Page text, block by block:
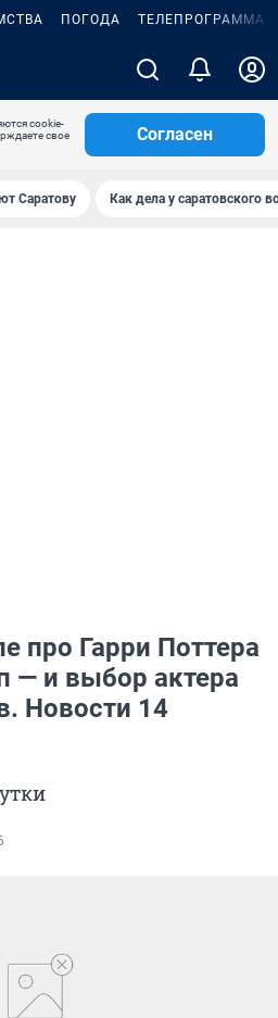
ПОГОДА ТЕЛЕПРОГРАММА
cookie-
свое
Согласен
Саратову Как дела у саратовского
про Гарри Поттера
— и выбор актера
Новости 14